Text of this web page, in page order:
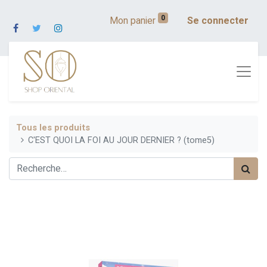
Mon panier 0 Se connecter
Tous les produits
C'EST QUOI LA FOI AU JOUR DERNIER ? (tome5)